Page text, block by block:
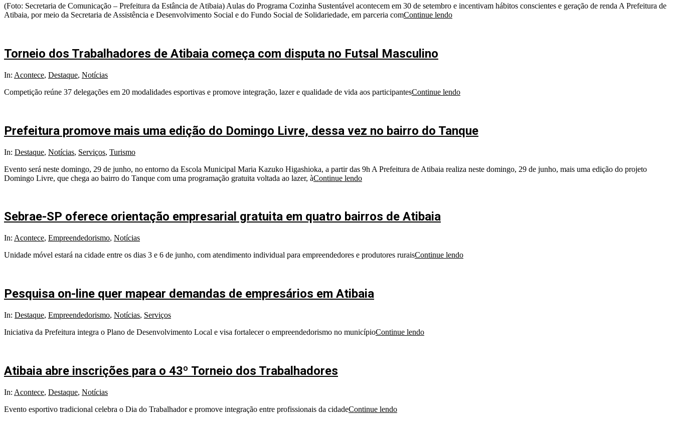
(Foto: Secretaria de Comunicação – Prefeitura da Estância de Atibaia) Aulas do Programa Cozinha Sustentável acontecem em 30 de setembro e incentivam hábitos conscientes e geração de renda A Prefeitura de
Atibaia, por meio da Secretaria de Assistência e Desenvolvimento Social e do Fundo Social de Solidariedade, em parceria comContinue lendo
Torneio dos Trabalhadores de Atibaia começa com disputa no Futsal Masculino
In: Acontece, Destaque, Notícias
Competição reúne 37 delegações em 20 modalidades esportivas e promove integração, lazer e qualidade de vida aos participantesContinue lendo
Prefeitura promove mais uma edição do Domingo Livre, dessa vez no bairro do Tanque
In: Destaque, Notícias, Serviços, Turismo
Evento será neste domingo, 29 de junho, no entorno da Escola Municipal Maria Kazuko Higashioka, a partir das 9h A Prefeitura de Atibaia realiza neste domingo, 29 de junho, mais uma edição do projeto
Domingo Livre, que chega ao bairro do Tanque com uma programação gratuita voltada ao lazer, àContinue lendo
Sebrae-SP oferece orientação empresarial gratuita em quatro bairros de Atibaia
In: Acontece, Empreendedorismo, Notícias
Unidade móvel estará na cidade entre os dias 3 e 6 de junho, com atendimento individual para empreendedores e produtores ruraisContinue lendo
Pesquisa on-line quer mapear demandas de empresários em Atibaia
In: Destaque, Empreendedorismo, Notícias, Serviços
Iniciativa da Prefeitura integra o Plano de Desenvolvimento Local e visa fortalecer o empreendedorismo no municípioContinue lendo
Atibaia abre inscrições para o 43º Torneio dos Trabalhadores
In: Acontece, Destaque, Notícias
Evento esportivo tradicional celebra o Dia do Trabalhador e promove integração entre profissionais da cidadeContinue lendo